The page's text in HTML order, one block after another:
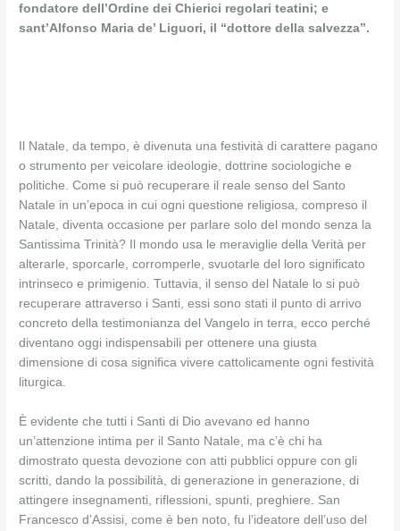
fondatore dell’Ordine dei Chierici regolari teatini; e
sant’Alfonso Maria de’ Liguori, il “dottore della salvezza”.
Il Natale, da tempo, è divenuta una festività di carattere pagano
o strumento per veicolare ideologie, dottrine sociologiche e
politiche. Come si può recuperare il reale senso del Santo
Natale in un’epoca in cui ogni questione religiosa, compreso il
Natale, diventa occasione per parlare solo del mondo senza la
Santissima Trinità? Il mondo usa le meraviglie della Verità per
alterarle, sporcarle, corromperle, svuotarle del loro significato
intrinseco e primigenio. Tuttavia, il senso del Natale lo si può
recuperare attraverso i Santi, essi sono stati il punto di arrivo
concreto della testimonianza del Vangelo in terra, ecco perché
diventano oggi indispensabili per ottenere una giusta
dimensione di cosa significa vivere cattolicamente ogni festività
liturgica.
È evidente che tutti i Santi di Dio avevano ed hanno
un’attenzione intima per il Santo Natale, ma c’è chi ha
dimostrato questa devozione con atti pubblici oppure con gli
scritti, dando la possibilità, di generazione in generazione, di
attingere insegnamenti, riflessioni, spunti, preghiere. San
Francesco d’Assisi, come è ben noto, fu l’ideatore dell’uso del